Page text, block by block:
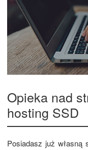
Opieka nad
hosting SSD
Posiadasz już własną